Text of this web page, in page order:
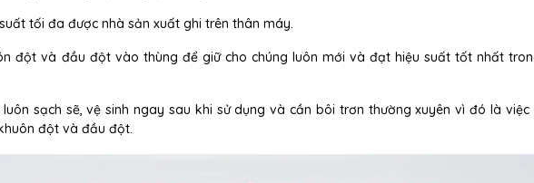
tối đa được nhà sản xuất ghi trên thân máy.
đột và đầu đột vào thùng để giữ cho chúng luôn mới và đạt hiệu suất tốt nhất
sạch sẽ, vệ sinh ngay sau khi sử dụng và cần bôi trơn thường xuyên vì đó là việc
đột và đầu đột.